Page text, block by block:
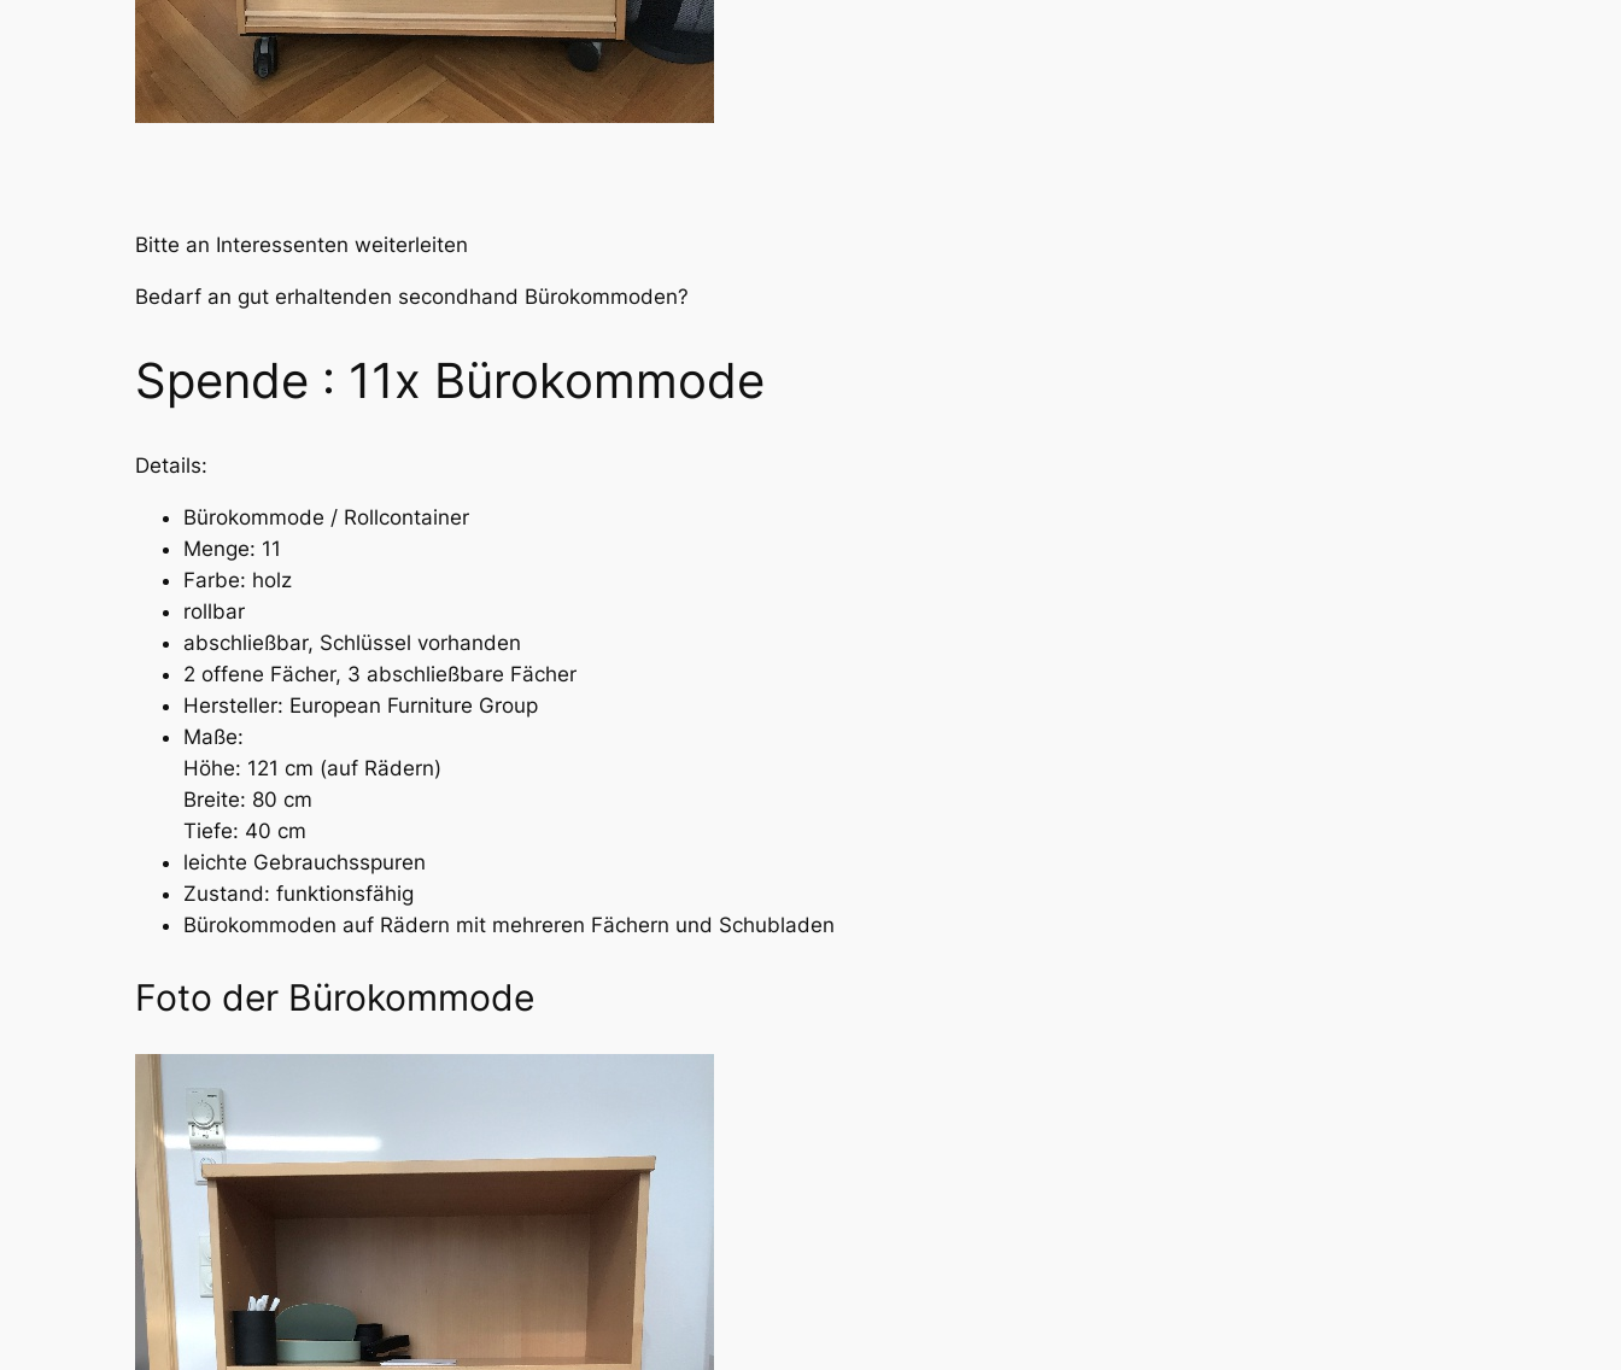
Bitte an Interessenten weiterleiten
Bedarf an gut erhaltenden secondhand Bürokommoden?
Spende : 11x Bürokommode
Details:
Bürokommode / Rollcontainer
Menge: 11
Farbe: holz
rollbar
abschließbar, Schlüssel vorhanden
2 offene Fächer, 3 abschließbare Fächer
Hersteller: European Furniture Group
Maße:
Höhe: 121 cm (auf Rädern)
Breite: 80 cm
Tiefe: 40 cm
leichte Gebrauchsspuren
Zustand: funktionsfähig
Bürokommoden auf Rädern mit mehreren Fächern und Schubladen
Foto der Bürokommode